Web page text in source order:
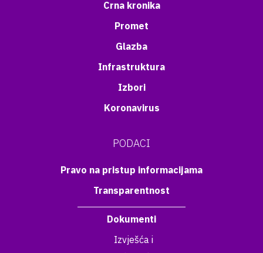
Crna kronika
Promet
Glazba
Infrastruktura
Izbori
Koronavirus
PODACI
Pravo na pristup informacijama
Transparentnost
Dokumenti
Izvješća i